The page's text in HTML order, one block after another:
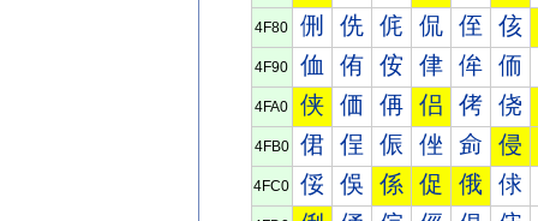
4F80 侀 侁 侂 侃 侄 侅
4F90 侐 侑 侒 侓 侔 侕
4FA0 侠 価 侢 侣 侤 侥
4FB0 侰 侱 侲 侳 侴 侵
4FC0 俀 俁 係 促 俄 俅